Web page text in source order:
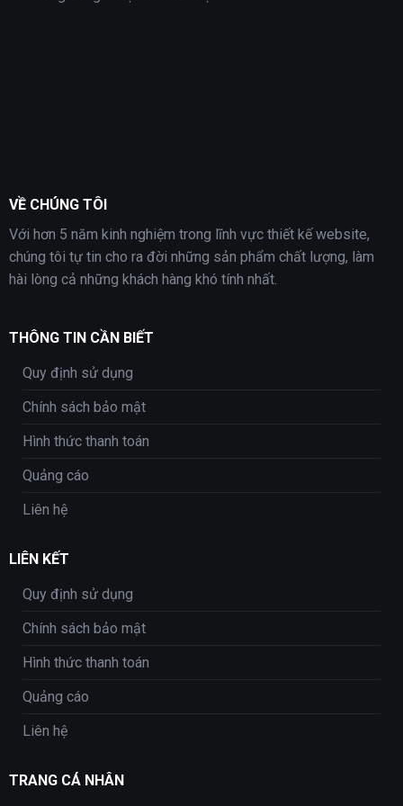
VỀ CHÚNG TÔI
Với hơn 5 năm kinh nghiệm trong lĩnh vực thiết kế website,
chúng tôi tự tin cho ra đời những sản phẩm chất lượng, làm
hài lòng cả những khách hàng khó tính nhất.
THÔNG TIN CẦN BIẾT
Quy định sử dụng
Chính sách bảo mật
Hình thức thanh toán
Quảng cáo
Liên hệ
LIÊN KẾT
Quy định sử dụng
Chính sách bảo mật
Hình thức thanh toán
Quảng cáo
Liên hệ
TRANG CÁ NHÂN